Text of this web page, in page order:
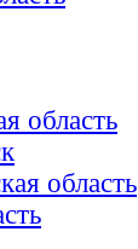
область
область